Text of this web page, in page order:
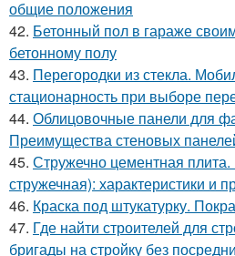
общие положения
42. Бетонный пол в гараже
бетонному полу
43. Перегородки из стекла.
стационарность при выборе
44. Облицовочные панели для
Преимущества стеновых
45. Стружечно цементная
стружечная): характеристики и
46. Краска под штукатурку.
47. Где найти строителей для
бригады на стройку без